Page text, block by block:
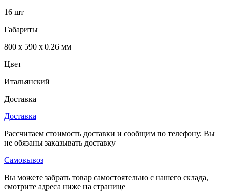
16 шт
Габариты
800 x 590 x 0.26 мм
Цвет
Итальянский
Доставка
Доставка
Рассчитаем стоимость доставки и сообщим по телефону. Вы
не обязаны заказывать доставку
Самовывоз
Вы можете забрать товар самостоятельно с нашего склада,
смотрите адреса ниже на странице